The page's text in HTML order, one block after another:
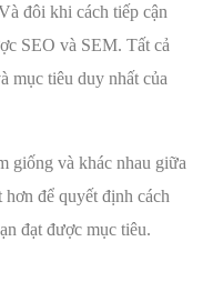
đôi khi cách tiếp cận
SEO và SEM. Tất cả
mục tiêu duy nhất của
giống và khác nhau giữa
để quyết định cách
đạt được mục tiêu.